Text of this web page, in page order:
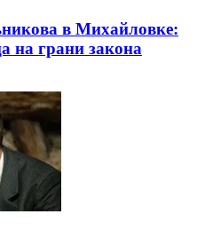
в Михайловке:
на грани закона